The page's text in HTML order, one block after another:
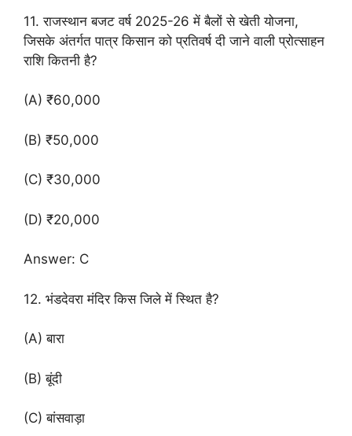
11. राजस्थान बजट वर्ष 2025-26 में बैलों से खेती योजना,
जिसके अंतर्गत पात्र किसान को प्रतिवर्ष दी जाने वाली प्रोत्साहन
राशि कितनी है?
(A) ₹60,000
(B) ₹50,000
(C) ₹30,000
(D) ₹20,000
Answer: C
12. भंडदेवरा मंदिर किस जिले में स्थित है?
(A) बारा
(B) बूंदी
(C) बांसवाड़ा